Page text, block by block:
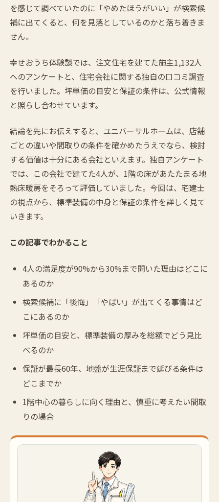
を感じて調べていたのに「やめたほうがいい」が検索候
補に出てくると、何を見落としているのかと落ち着きま
せん。
幸せおうち体験談では、注文住宅を建てた施主1,132人
へのアンケートと、住宅会社に関する独自の口コミ調査
を行いました。坪単価の目安と保証の条件は、公式情報
と照らし合わせています。
結論を先にお伝えすると、ユニバーサルホームは、店舗
ごとの違いや間取りの条件を確かめたうえでなら、検討
する価値は十分にある会社といえます。独自アンケート
では、この会社で建てた4人が、1階の床があたたまる地
熱床暖房をそろって評価していました。今回は、宅建士
の視点から、標準装備の中身と保証の条件を詳しく見て
いきます。
この記事でわかること
4人の満足度が90%から30%まで開いた理由はどこに
あるのか
検索候補に「後悔」「やばい」が出てくる事情はど
こにあるのか
坪単価の目安と、標準装備の厚みを総額でどう見比
べるのか
保証が最長60年、地盤が生涯保証まで延びる条件は
どこまでか
1階中心の暮らしに向く理由と、慎重に考えたい間取
りの場合